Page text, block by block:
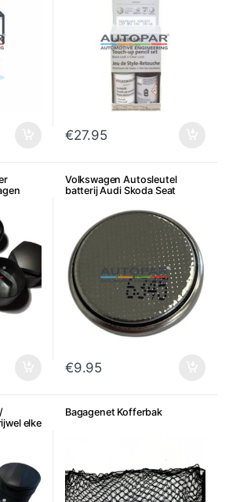
€27.95
Volkswagen Autosleutel
batterij Audi Skoda Seat
€9.95
elke
Bagagenet Kofferbak